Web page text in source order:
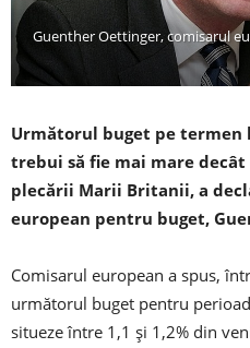
Guenther Oettinger, comisarul
Următorul buget pe termen
trebui să fie mai mare
plecării Marii Britanii, a
european pentru buget,
Comisarul european a spus,
următorul buget pentru
situeze între 1,1 și 1,2% din